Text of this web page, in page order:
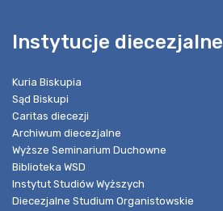
Instytucje diecezjalne
Kuria Biskupia
Sąd Biskupi
Caritas diecezji
Archiwum diecezjalne
Wyższe Seminarium Duchowne
Biblioteka WSD
Instytut Studiów Wyższych
Diecezjalne Studium Organistowskie